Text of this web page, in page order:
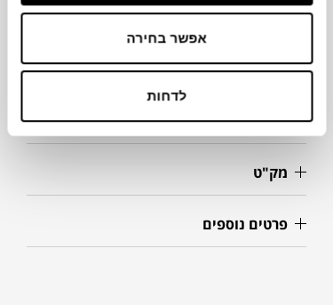
אפשר בחירה
לדחות
מידות
מידע על חומרים
מק"ט
פרטים נוספים